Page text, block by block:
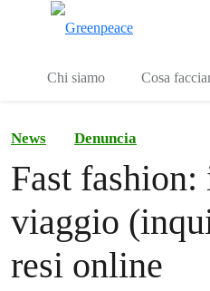
Chi siamo Cosa
News Denuncia
Fast
viaggio
resi online